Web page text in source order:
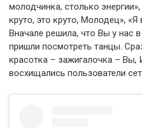
молодчинка, столько
круто, это круто, Молодец»,
Вначале решила, что Вы у нас
пришли посмотреть танцы.
красотка – зажигалочка – Вы,
восхищались пользователи